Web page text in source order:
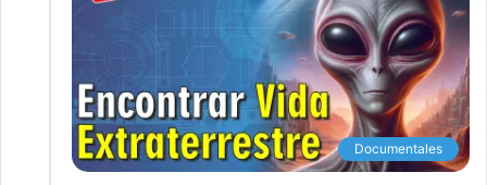
Documentales